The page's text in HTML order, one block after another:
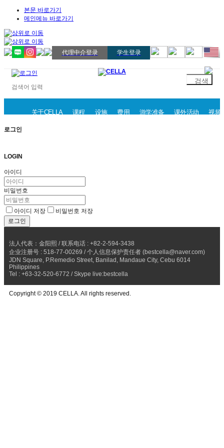
본문 바로가기
메인메뉴 바로가기
代理中介登录 学生登录
关于CELLA 课程 设施 费用 游学准备 课外活动 视频
로그인
LOGIN
아이디
비밀번호
아이디 저장 비밀번호 저장
法人代表：金阳熙 / 联系电话 : +82-2-594-3438
企业注册号 : 518-77-00269 / 个人信息保护责任者 (bestcella@naver.com)
JDN Square, P.Remedio Street, Banilad, Mandaue City, Cebu 6014
Philippines
Tel : +63-32-520-6772 / Skype live:bestcella
Copyright © 2019 CELLA. All rights reserved.